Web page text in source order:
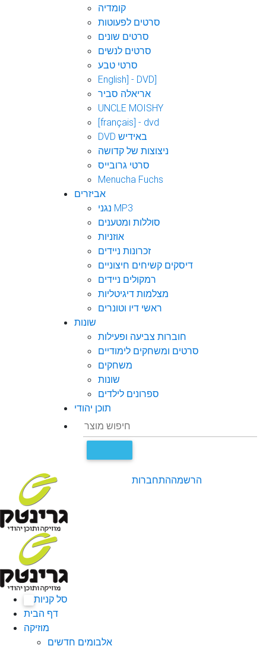
קומדיה
סרטים לפעוטות
סרטים שונים
סרטים לנשים
סרטי טבע
English] - DVD]
אריאלה סביר
UNCLE MOISHY
[français] - dvd
DVD באידיש
ניצוצות של קדושה
סרטי גרובייס
Menucha Fuchs
אביזרים
נגני MP3
סוללות ומטענים
אוזניות
זכרונות ניידים
דיסקים קשיחים חיצוניים
רמקולים ניידים
מצלמות דיגיטליות
ראשי דיו וטונרים
שונות
חוברות צביעה ופעילות
סרטים ומשחקים לימודיים
משחקים
שונות
ספרונים לילדים
תוכן יהודי
התחברותהרשמה
סל קניות
דף הבית
מוזיקה
אלבומים חדשים